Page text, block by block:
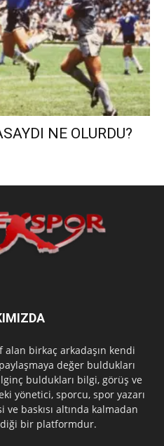
NE OLURDU?
alan birkaç arkadaşın kendi
değer buldukları
buldukları bilgi, görüş ve
yönetici, sporcu, spor yazarı
baskısı altında kalmadan
bir platformdur.